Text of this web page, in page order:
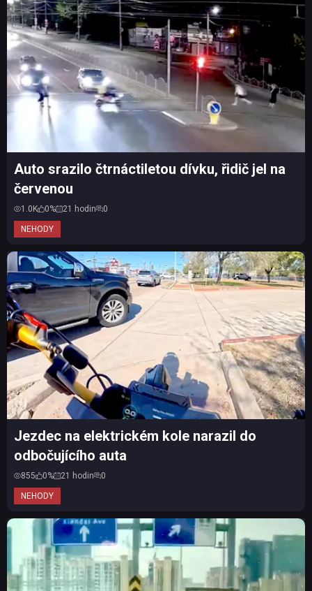
NEHODY
Auto srazilo čtrnáctiletou dívku, řidič jel na
červenou
1.0K 0% 21 hodin 0
NEHODY
Jezdec na elektrickém kole narazil do
odbočujícího auta
855 0% 21 hodin 0